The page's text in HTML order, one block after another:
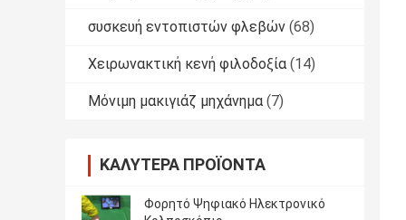
συσκευή εντοπιστών φλεβών (68)
Χειρωνακτική κενή φιλοδοξία (14)
Μόνιμη μακιγιάζ μηχάνημα (7)
ΚΑΛΎΤΕΡΑ ΠΡΟΪΌΝΤΑ
Φορητό Ψηφιακό Ηλεκτρονικό